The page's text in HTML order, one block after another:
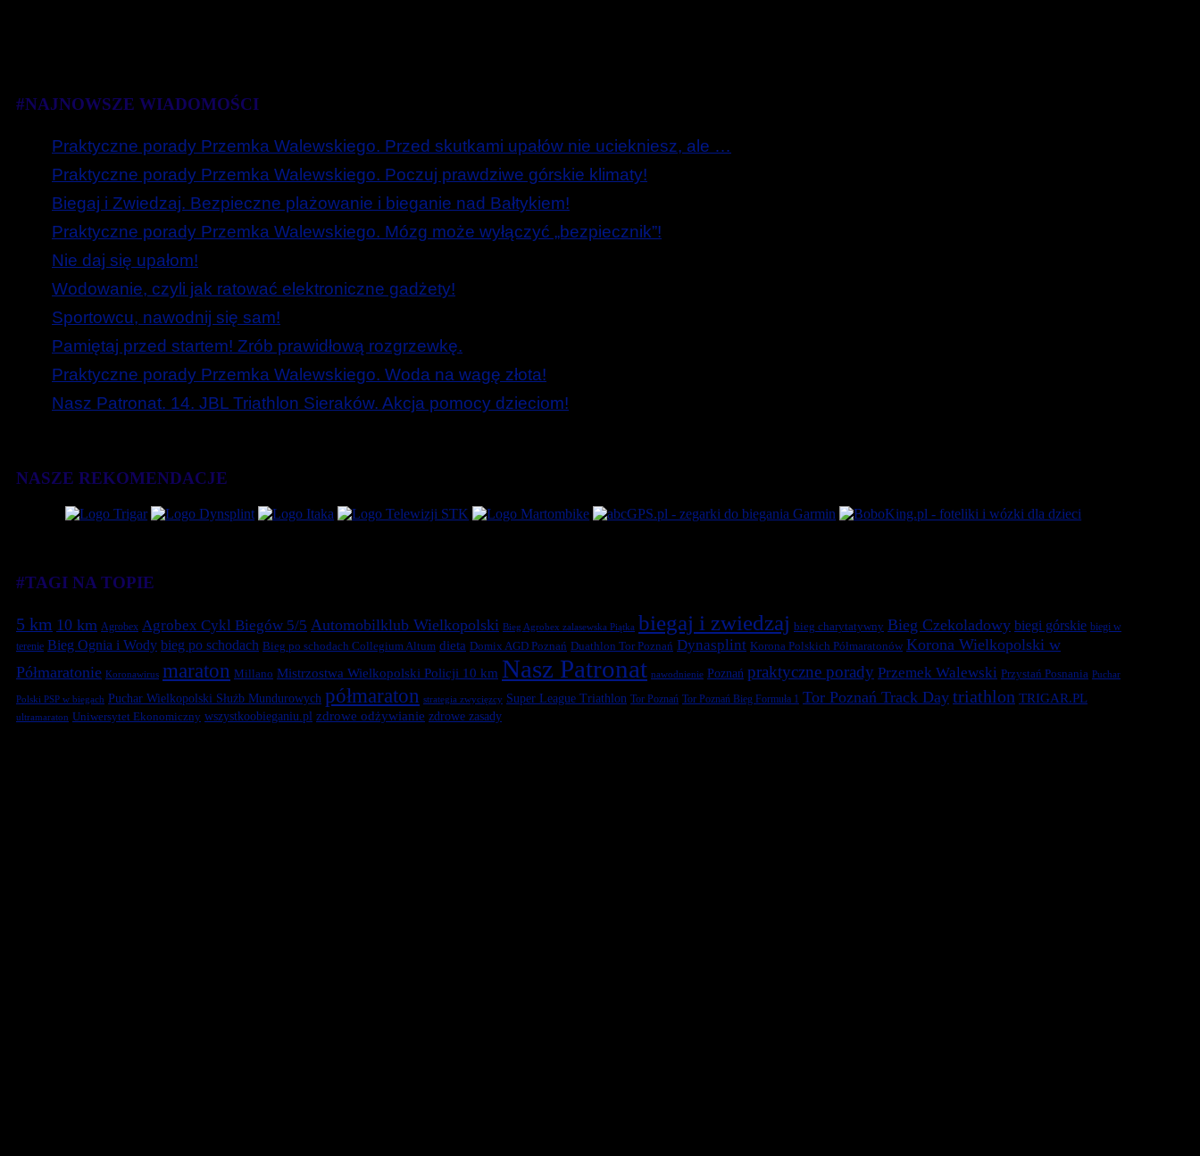
#NAJNOWSZE WIADOMOŚCI
Praktyczne porady Przemka Walewskiego. Przed skutkami upałów nie uciekniesz, ale …
Praktyczne porady Przemka Walewskiego. Poczuj prawdziwe górskie klimaty!
Biegaj i Zwiedzaj. Bezpieczne plażowanie i bieganie nad Bałtykiem!
Praktyczne porady Przemka Walewskiego. Mózg może wyłączyć „bezpiecznik”!
Nie daj się upałom!
Wodowanie, czyli jak ratować elektroniczne gadżety!
Sportowcu, nawodnij się sam!
Pamiętaj przed startem! Zrób prawidłową rozgrzewkę.
Praktyczne porady Przemka Walewskiego. Woda na wagę złota!
Nasz Patronat. 14. JBL Triathlon Sieraków. Akcja pomocy dzieciom!
NASZE REKOMENDACJE
#TAGI NA TOPIE
5 km 10 km Agrobex Agrobex Cykl Biegów 5/5 Automobilklub Wielkopolski Bieg Agrobex zalasewska Piątka biegaj i zwiedzaj bieg charytatywny Bieg Czekoladowy biegi górskie biegi w
terenie Bieg Ognia i Wody bieg po schodach Bieg po schodach Collegium Altum dieta Domix AGD Poznań Duathlon Tor Poznań Dynasplint Korona Polskich Półmaratonów Korona Wielkopolski w
Półmaratonie Koronawirus maraton Millano Mistrzostwa Wielkopolski Policji 10 km Nasz Patronat nawodnienie Poznań praktyczne porady Przemek Walewski Przystań Posnania Puchar
Polski PSP w biegach Puchar Wielkopolski Służb Mundurowych półmaraton strategia zwycięzcy Super League Triathlon Tor Poznań Tor Poznań Bieg Formuła 1 Tor Poznań Track Day triathlon TRIGAR.PL
ultramaraton Uniwersytet Ekonomiczny wszystkoobieganiu.pl zdrowe odżywianie zdrowe zasady